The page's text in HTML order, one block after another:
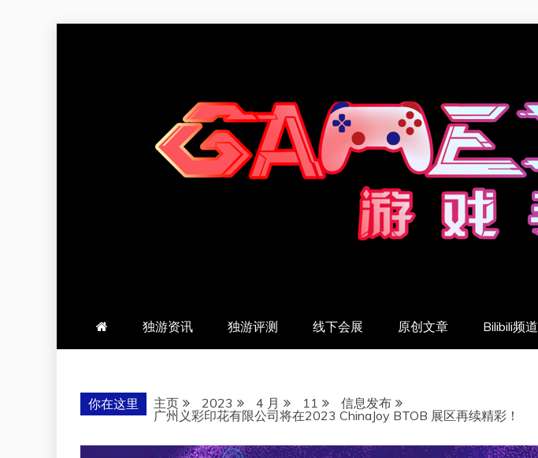
羽风手帐姬
独游资讯 独游评测 线下会展 原创文章 Bilibili频道
你在这里 主页 2023 4 月 11
信息发布
广州义彩印花有限公司将在2023 ChinaJoy BTOB 展区再续精彩！